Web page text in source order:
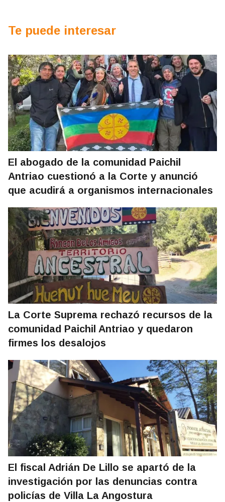
Te puede interesar
El abogado de la comunidad Paichil
Antriao cuestionó a la Corte y anunció
que acudirá a organismos internacionales
La Corte Suprema rechazó recursos de la
comunidad Paichil Antriao y quedaron
firmes los desalojos
El fiscal Adrián De Lillo se apartó de la
investigación por las denuncias contra
policías de Villa La Angostura